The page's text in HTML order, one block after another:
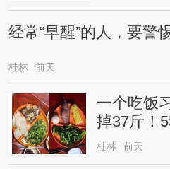
经常“早醒”的人，要警
桂林 前天
一个吃饭
掉37斤！
桂林 前天